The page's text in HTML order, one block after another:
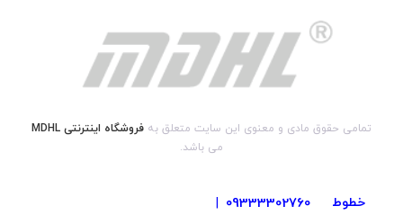
تمامی حقوق مادی و معنوی این سایت متعلق به فروشگاه اینترنتی MDHL
می باشد.
خطوط
09333302760